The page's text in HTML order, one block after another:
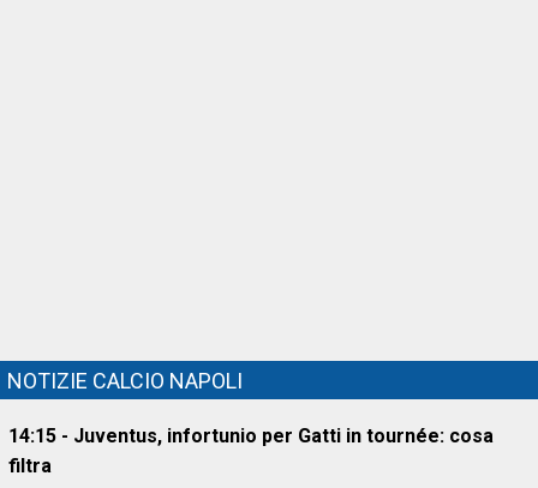
NOTIZIE CALCIO NAPOLI
14:15 - Juventus, infortunio per Gatti in tournée: cosa
filtra